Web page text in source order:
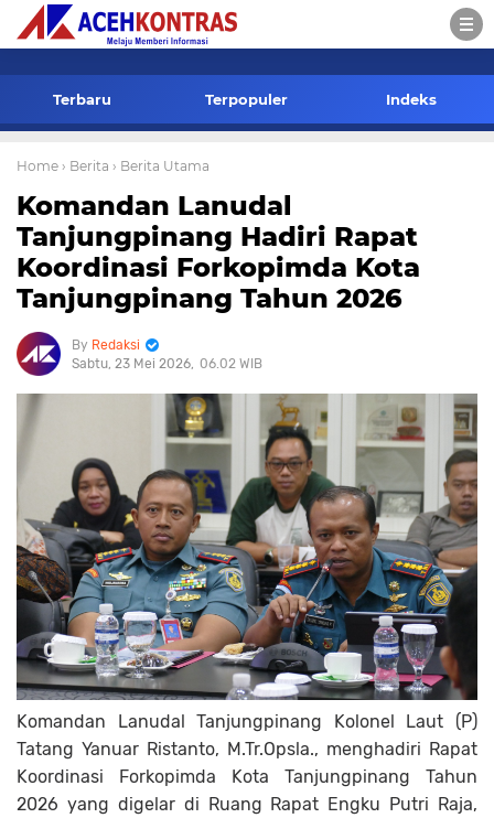
Terbaru Terpopuler Indeks
Home › Berita › Berita Utama
Komandan Lanudal
Tanjungpinang Hadiri Rapat
Koordinasi Forkopimda Kota
Tanjungpinang Tahun 2026
Redaksi
Sabtu, 23 Mei 2026 06.02 WIB
Komandan Lanudal Tanjungpinang Kolonel Laut (P)
Tatang Yanuar Ristanto, M.Tr.Opsla., menghadiri Rapat
Koordinasi Forkopimda Kota Tanjungpinang Tahun
2026 yang digelar di Ruang Rapat Engku Putri Raja,